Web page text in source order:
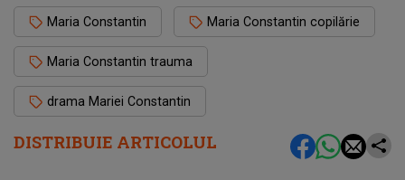
DISTRIBUIE ARTICOLUL
Maria Constantin Maria Constantin copilărie
Maria Constantin trauma
drama Mariei Constantin